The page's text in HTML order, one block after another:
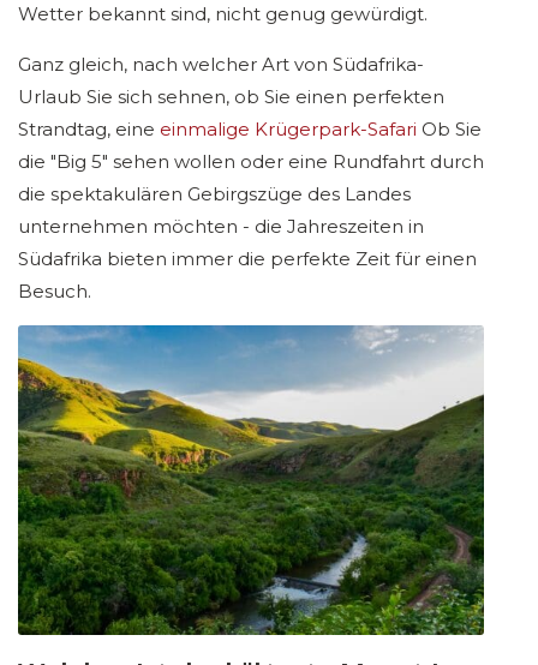
Wetter bekannt sind, nicht genug gewürdigt.
Ganz gleich, nach welcher Art von Südafrika-
Urlaub Sie sich sehnen, ob Sie einen perfekten
Strandtag, eine einmalige Krügerpark-Safari Ob Sie
die "Big 5" sehen wollen oder eine Rundfahrt durch
die spektakulären Gebirgszüge des Landes
unternehmen möchten - die Jahreszeiten in
Südafrika bieten immer die perfekte Zeit für einen
Besuch.